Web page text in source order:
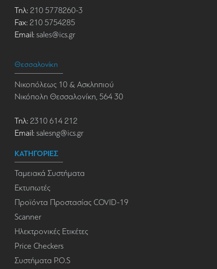
Τηλ: 210 5778260-3
Fax: 210 5754285
Email: sales@ics.gr
Θεσσαλονίκη
Νικοπόλεως 10 & Ασκληπιού
Νικόπολη Θεσσαλονίκη, 564 30
Τηλ: 2310 614 212
Email: salesng@ics.gr
ΚΑΤΗΓΟΡΙΕΣ
Ταμειακά Συστήματα
Εκτυπωτές
Προϊόντα Προστασίας COVID-19
Scanner
Ηλεκτρονικές Ετικέτες
Price Checkers
Συστήματα P.O.S